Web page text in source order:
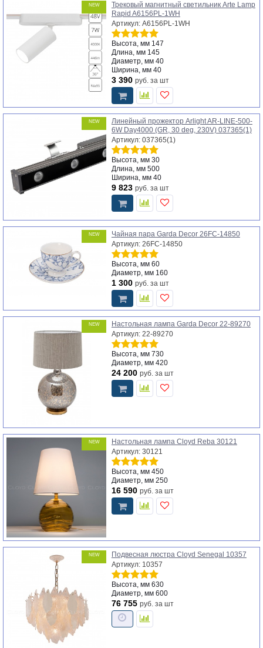
NEW
Трековый магнитный светильник Arte Lamp
Rapid A6156PL-1WH
Артикул: A6156PL-1WH
Высота, мм 147
Длина, мм 145
Диаметр, мм 40
Ширина, мм 40
3 390 руб. за шт
NEW
Линейный прожектор Arlight AR-LINE-500-
6W Day4000 (GR, 30 deg, 230V) 037365(1)
Артикул: 037365(1)
Высота, мм 30
Длина, мм 500
Ширина, мм 40
9 823 руб. за шт
NEW
Чайная пара Garda Decor 26FC-14850
Артикул: 26FC-14850
Высота, мм 60
Диаметр, мм 160
1 300 руб. за шт
NEW
Настольная лампа Garda Decor 22-89270
Артикул: 22-89270
Высота, мм 730
Диаметр, мм 420
24 200 руб. за шт
NEW
Настольная лампа Cloyd Reba 30121
Артикул: 30121
Высота, мм 450
Диаметр, мм 250
16 590 руб. за шт
NEW
Подвесная люстра Cloyd Senegal 10357
Артикул: 10357
Высота, мм 630
Диаметр, мм 600
76 755 руб. за шт